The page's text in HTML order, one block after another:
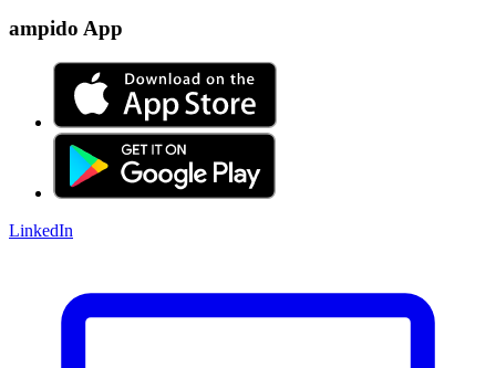
ampido App
LinkedIn